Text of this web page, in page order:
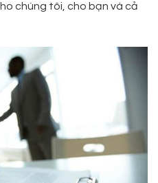
chúng tôi, cho bạn và cả